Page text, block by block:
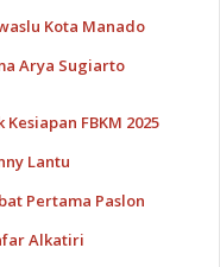
Kota Manado
Arya Sugiarto
FBKM 2025
Lantu
Pertama Paslon
Alkatiri